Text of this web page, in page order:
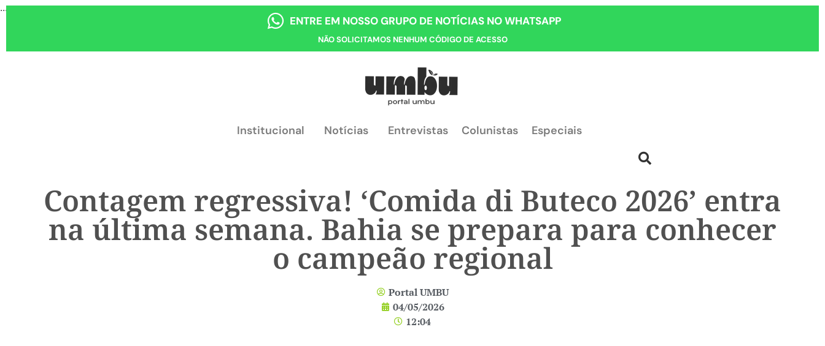
...
ENTRE EM NOSSO GRUPO DE NOTÍCIAS NO WHATSAPP
NÃO SOLICITAMOS NENHUM CÓDIGO DE ACESSO
Institucional Notícias Entrevistas Colunistas Especiais
Contagem regressiva! ‘Comida di Buteco 2026’ entra
na última semana. Bahia se prepara para conhecer
o campeão regional
Portal UMBU
04/05/2026
12:04